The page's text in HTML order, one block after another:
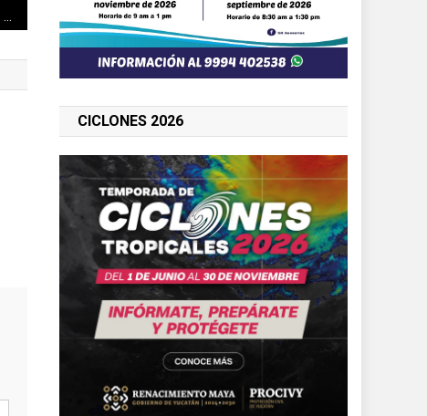
CICLONES 2026